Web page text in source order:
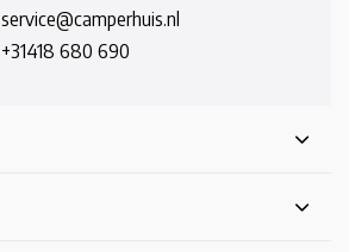
service@camperhuis.nl
+31418 680 690